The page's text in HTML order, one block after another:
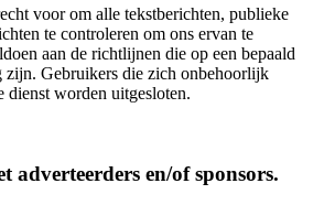
voor om alle tekstberichten, publieke
te controleren om ons ervan te
aan de richtlijnen die op een bepaald
zijn. Gebruikers die zich onbehoorlijk
dienst worden uitgesloten.
adverteerders en/of sponsors.